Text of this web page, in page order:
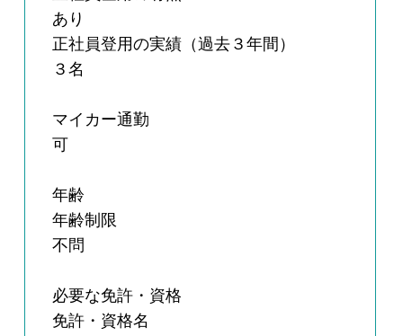
あり
正社員登用の実績（過去３年間）
３名
マイカー通勤
可
年齢
年齢制限
不問
必要な免許・資格
免許・資格名